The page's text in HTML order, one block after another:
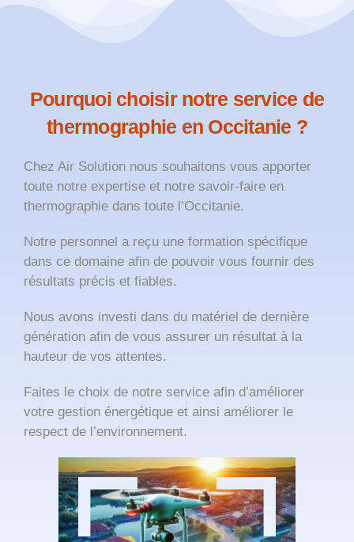
Pourquoi choisir notre service de
thermographie en Occitanie ?
Chez Air Solution nous souhaitons vous apporter
toute notre expertise et notre savoir-faire en
thermographie dans toute l’Occitanie.
Notre personnel a reçu une formation spécifique
dans ce domaine afin de pouvoir vous fournir des
résultats précis et fiables.
Nous avons investi dans du matériel de dernière
génération afin de vous assurer un résultat à la
hauteur de vos attentes.
Faites le choix de notre service afin d’améliorer
votre gestion énergétique et ainsi améliorer le
respect de l’environnement.